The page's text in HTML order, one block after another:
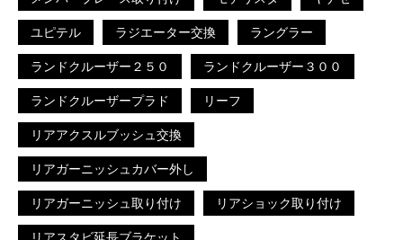
ユピテル ラジエーター交換 ラングラー
ランドクルーザー２５０ ランドクルーザー３００
ランドクルーザープラド リーフ
リアアクスルブッシュ交換
リアガーニッシュカバー外し
リアガーニッシュ取り付け リアショック取り付け